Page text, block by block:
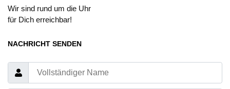
Wir sind rund um die Uhr
für Dich erreichbar!
NACHRICHT SENDEN